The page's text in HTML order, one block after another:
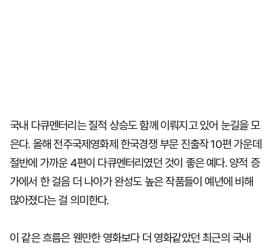
국내 다큐멘터리는 질적 상승도 함께 이뤄지고 있어 눈길을 모
은다. 올해 전주국제영화제 한국경쟁 부문 진출작 10편 가운데
절반에 가까운 4편이 다큐멘터리였던 것이 좋은 예다. 양적 증
가에서 한 걸음 더 나아가 완성도 높은 작품들이 예년에 비해
많아졌다는 걸 의미한다.
이 같은 흐름은 웬만한 영화보다 더 영화같았던 최근의 국내